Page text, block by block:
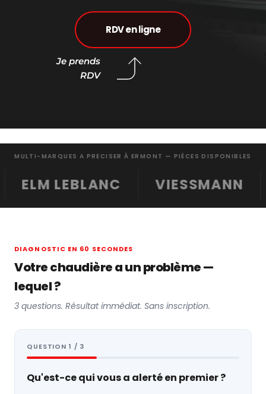
RDV en ligne
Je prends
RDV
MULTI-MARQUES A PRECISER À ERMONT — PIÈCES DISPONIBLES
VIESSMANN
DIAGNOSTIC EN 60 SECONDES
Votre chaudière a un problème —
lequel ?
3 questions. Résultat immédiat. Sans inscription.
QUESTION 1 / 3
Qu'est-ce qui vous a alerté en premier ?